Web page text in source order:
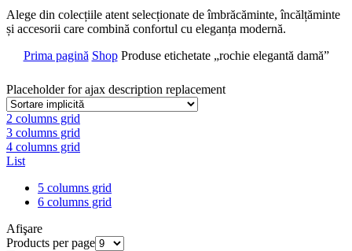
Alege din colecțiile atent selecționate de îmbrăcăminte, încălțăminte
și accesorii care combină confortul cu eleganța modernă.
Prima pagină Shop Produse etichetate „rochie elegantă damă”
Placeholder for ajax description replacement
2 columns grid
3 columns grid
4 columns grid
List
5 columns grid
6 columns grid
Afişare
Products per page